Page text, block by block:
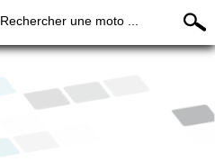
Rechercher une moto ...